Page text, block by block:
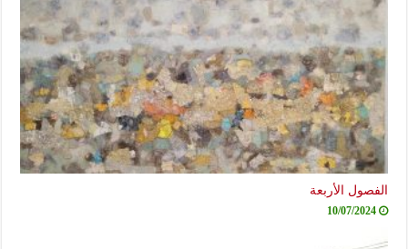
الفصول الأربعة
10/07/2024